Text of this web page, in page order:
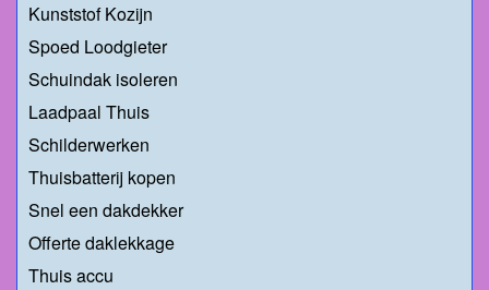
Kunststof Kozijn
Spoed Loodgieter
Schuindak isoleren
Laadpaal Thuis
Schilderwerken
Thuisbatterij kopen
Snel een dakdekker
Offerte daklekkage
Thuis accu